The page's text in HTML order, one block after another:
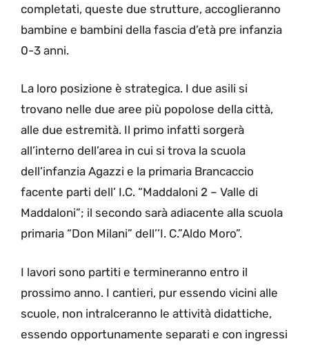
completati, queste due strutture, accoglieranno
bambine e bambini della fascia d’età pre infanzia
0-3 anni.
La loro posizione è strategica. I due asili si
trovano nelle due aree più popolose della città,
alle due estremità. Il primo infatti sorgerà
all’interno dell’area in cui si trova la scuola
dell’infanzia Agazzi e la primaria Brancaccio
facente parti dell’ I.C. “Maddaloni 2 – Valle di
Maddaloni”; il secondo sarà adiacente alla scuola
primaria “Don Milani” dell’’I. C.”Aldo Moro”.
I lavori sono partiti e termineranno entro il
prossimo anno. I cantieri, pur essendo vicini alle
scuole, non intralceranno le attività didattiche,
essendo opportunamente separati e con ingressi